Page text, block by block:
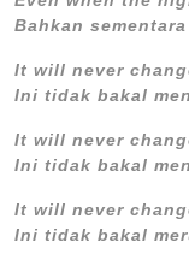
Bahkan
It will never
Ini tidak bakal
It will never
Ini tidak bakal
It will never
Ini tidak bakal